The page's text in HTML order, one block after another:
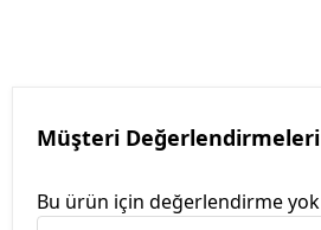
Müşteri Değerlendirmeleri
Bu ürün için değerlendirme yok